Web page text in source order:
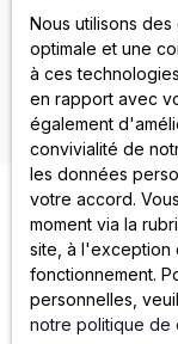
Mentions légales
2025 par Groupe
Nous utilisons
optimale et une
à ces
en rapport avec
également
convivialité de
les données
votre accord.
moment via la
site, à l'exception
fonctionnement.
personnelles,
notre politique de